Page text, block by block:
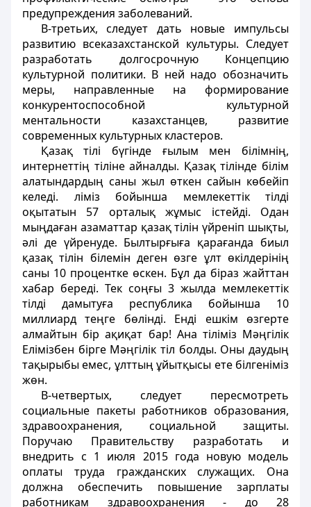
предупреждения заболеваний.
В-третьих, следует дать новые импульсы
развитию всеказахстанской культуры. Следует
разработать долгосрочную Концепцию
культурной политики. В ней надо обозначить
меры, направленные на формирование
конкурентоспособной культурной
ментальности казахстанцев, развитие
современных культурных кластеров.
Қазақ тілі бүгінде ғылым мен білімнің,
интернеттің тіліне айналды. Қазақ тілінде білім
алатындардың саны жыл өткен сайын көбейіп
келеді. ліміз бойынша мемлекеттік тілді
оқытатын 57 орталық жұмыс істейді. Одан
мыңдаған азаматтар қазақ тілін үйреніп шықты,
әлі де үйренуде. Былтырғыға қарағанда биыл
қазақ тілін білемін деген өзге ұлт өкілдерінің
саны 10 процентке өскен. Бұл да біраз жайттан
хабар береді. Тек соңғы 3 жылда мемлекеттік
тілді дамытуға республика бойынша 10
миллиард теңге бөлінді. Енді ешкім өзгерте
алмайтын бір ақиқат бар! Ана тіліміз Мәңгілік
Елімізбен бірге Мәңгілік тіл болды. Оны даудың
тақырыбы емес, ұлттың ұйытқысы ете білгеніміз
жөн.
В-четвертых, следует пересмотреть
социальные пакеты работников образования,
здравоохранения, социальной защиты.
Поручаю Правительству разработать и
внедрить с 1 июля 2015 года новую модель
оплаты труда гражданских служащих. Она
должна обеспечить повышение зарплаты
работникам здравоохранения - до 28